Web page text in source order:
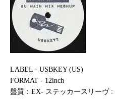
LABEL - USBKEY (US)
FORMAT - 12inch
盤質：EX- ステッカースリーヴ